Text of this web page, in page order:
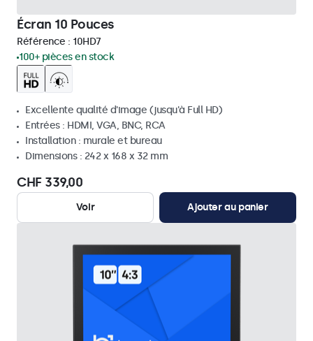
Écran 10 Pouces
Référence : 10HD7
100+ pièces en stock
Excellente qualité d'image (jusqu'à Full HD)
Entrées : HDMI, VGA, BNC, RCA
Installation : murale et bureau
Dimensions : 242 x 168 x 32 mm
CHF 339,00
Voir Ajouter au panier